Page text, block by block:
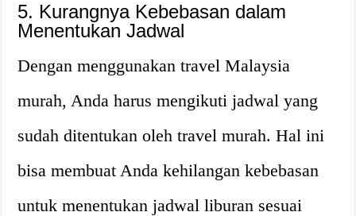
5. Kurangnya Kebebasan dalam
Menentukan Jadwal
Dengan menggunakan travel Malaysia
murah, Anda harus mengikuti jadwal yang
sudah ditentukan oleh travel murah. Hal ini
bisa membuat Anda kehilangan kebebasan
untuk menentukan jadwal liburan sesuai